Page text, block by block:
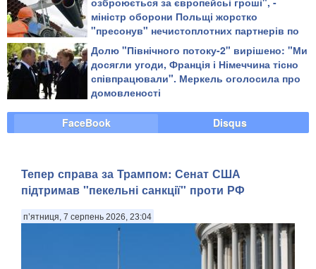
міністр оборони Польщі жорстко
"пресонув" нечистоплотних партнерів по
ЄС та НАТО
Долю "Північного потоку-2" вирішено: "Ми
досягли угоди, Франція і Німеччина тісно
співпрацювали". Меркель оголосила про
домовленості
FaceBook Disqus
Тепер справа за Трампом: Сенат США
підтримав "пекельні санкції" проти РФ
п’ятниця, 7 серпень 2026, 23:04